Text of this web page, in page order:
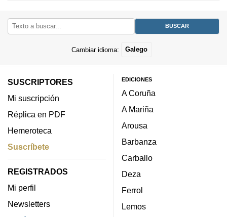
Cambiar idioma: Galego
SUSCRIPTORES
Mi suscripción
Réplica en PDF
Hemeroteca
Suscríbete
REGISTRADOS
Mi perfil
Newsletters
EDICIONES
A Coruña
A Mariña
Arousa
Barbanza
Carballo
Deza
Ferrol
Lemos